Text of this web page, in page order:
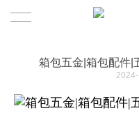
箱包五金|箱包配件|